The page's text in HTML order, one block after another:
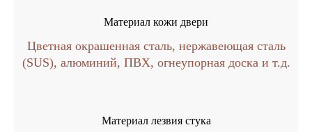
Материал кожи двери
Цветная окрашенная сталь, нержавеющая сталь
(SUS), алюминий, ПВХ, огнеупорная доска и т.д.
Материал лезвия стука